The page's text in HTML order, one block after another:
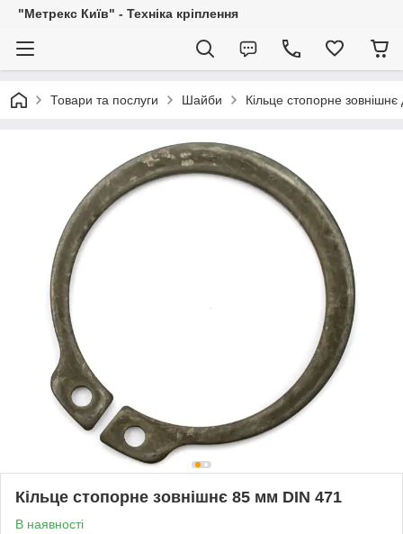
"Метрекс Київ" - Техніка кріплення
Товари та послуги Шайби Кільце стопорне
Кільце стопорне зовнішнє 85 мм DIN 471
В наявності